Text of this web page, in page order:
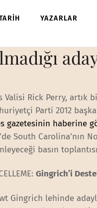
YAZARLAR
Valisi Rick Perry, artık
Parti 2012
gazetesinin haberine
South Carolina’nın
basın
Gingrich’i
Gingrich lehinde